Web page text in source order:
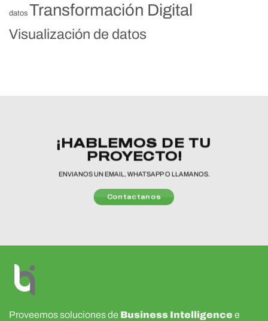
datos Transformación Digital
Visualización de datos
¡HABLEMOS DE TU
PROYECTO!
ENVIANOS UN EMAIL, WHATSAPP O LLAMANOS.
Contactanos
Proveemos soluciones de Business Intelligence e